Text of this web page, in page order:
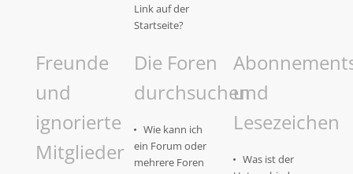
Link auf der
Startseite?
Freunde
und
ignorierte
Mitglieder
Die Foren
durchsuchen
Wie kann ich
ein Forum oder
mehrere Foren
und
Lesezeichen
Was ist der